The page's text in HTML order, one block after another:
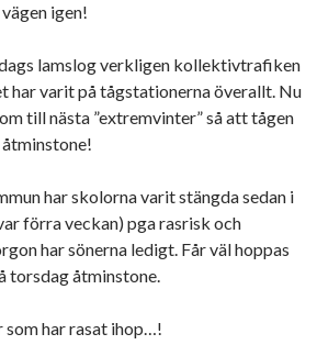
igen!
lamslog verkligen kollektivtrafiken
har varit på tågstationerna överallt. Nu
till nästa ”extremvinter” så att tågen
har skolorna varit stängda sedan i
förra veckan) pga rasrisk och
har sönerna ledigt. Får väl hoppas
torsdag åtminstone.
som har rasat ihop…!